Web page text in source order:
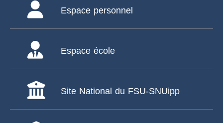
Espace personnel
Espace école
Site National du FSU-SNUipp